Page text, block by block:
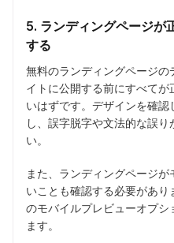
5. ランディングページが
する
無料のランディングページ
イトに公開する前にすべて
いはずです。デザインを確
し、誤字脱字や文法的な誤
い。
また、ランディングページ
いことも確認する必要があ
のモバイルプレビューオプシ
ます。